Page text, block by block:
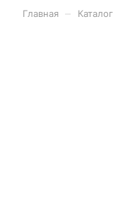
Главная Каталог